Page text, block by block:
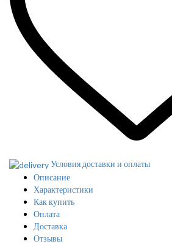
Условия доставки и оплаты
Описание
Характеристики
Как купить
Оплата
Доставка
Отзывы